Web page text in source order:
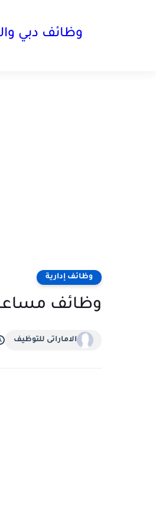
وظائف دبي
وظائف إدارية
وظائف مساعد
الاماراتى للتوظيف